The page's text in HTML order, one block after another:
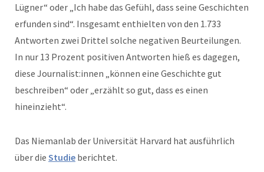
Lügner“ oder „Ich habe das Gefühl, dass seine Geschichten
erfunden sind“. Insgesamt enthielten von den 1.733
Antworten zwei Drittel solche negativen Beurteilungen.
In nur 13 Prozent positiven Antworten hieß es dagegen,
diese Journalist:innen „können eine Geschichte gut
beschreiben“ oder „erzählt so gut, dass es einen
hineinzieht“.
Das Niemanlab der Universität Harvard hat ausführlich
über die Studie berichtet.